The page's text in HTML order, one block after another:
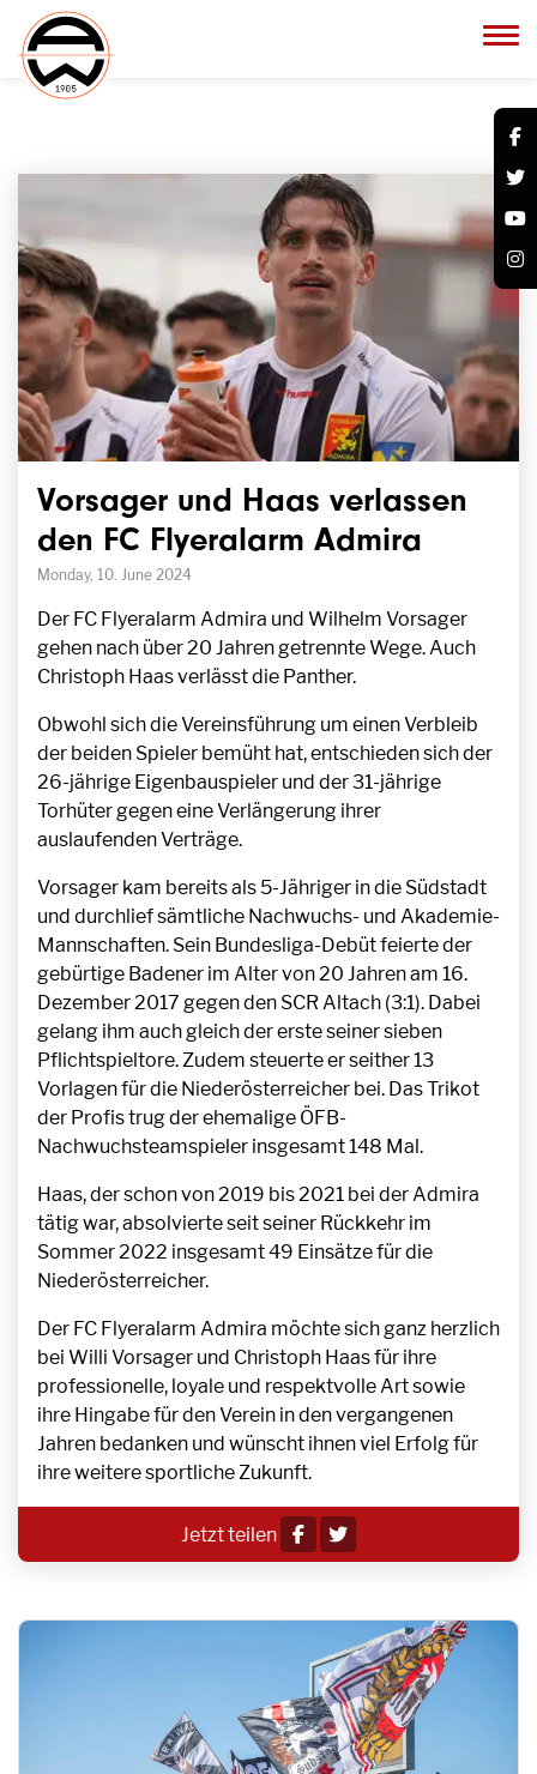
Vorsager und Haas verlassen
den FC Flyeralarm Admira
Monday, 10. June 2024
Der FC Flyeralarm Admira und Wilhelm Vorsager
gehen nach über 20 Jahren getrennte Wege. Auch
Christoph Haas verlässt die Panther.
Obwohl sich die Vereinsführung um einen Verbleib
der beiden Spieler bemüht hat, entschieden sich der
26-jährige Eigenbauspieler und der 31-jährige
Torhüter gegen eine Verlängerung ihrer
auslaufenden Verträge.
Vorsager kam bereits als 5-Jähriger in die Südstadt
und durchlief sämtliche Nachwuchs- und Akademie-
Mannschaften. Sein Bundesliga-Debüt feierte der
gebürtige Badener im Alter von 20 Jahren am 16.
Dezember 2017 gegen den SCR Altach (3:1). Dabei
gelang ihm auch gleich der erste seiner sieben
Pflichtspieltore. Zudem steuerte er seither 13
Vorlagen für die Niederösterreicher bei. Das Trikot
der Profis trug der ehemalige ÖFB-
Nachwuchsteamspieler insgesamt 148 Mal.
Haas, der schon von 2019 bis 2021 bei der Admira
tätig war, absolvierte seit seiner Rückkehr im
Sommer 2022 insgesamt 49 Einsätze für die
Niederösterreicher.
Der FC Flyeralarm Admira möchte sich ganz herzlich
bei Willi Vorsager und Christoph Haas für ihre
professionelle, loyale und respektvolle Art sowie
ihre Hingabe für den Verein in den vergangenen
Jahren bedanken und wünscht ihnen viel Erfolg für
ihre weitere sportliche Zukunft.
Jetzt teilen